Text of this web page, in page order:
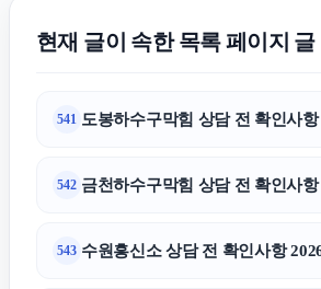
현재 글이 속한 목록 페이지 글
541 도봉하수구막힘 상담 전 확인사
542 금천하수구막힘 상담 전 확인사
543 수원흥신소 상담 전 확인사항